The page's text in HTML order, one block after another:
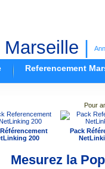
Referencement
Pour
200
Pack
Mesurez la